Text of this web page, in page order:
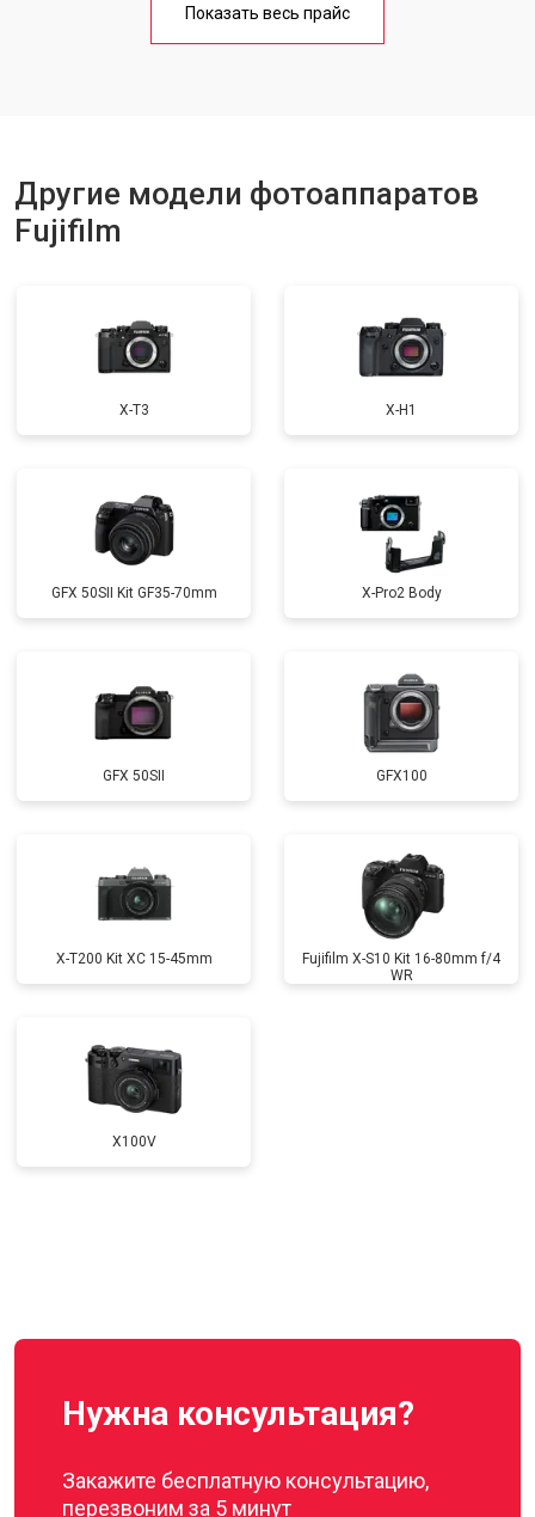
Показать весь прайс
Другие модели фотоаппаратов
Fujifilm
X-T3 X-H1
GFX 50SII Kit GF35-70mm X-Pro2 Body
GFX 50SII GFX100
X-T200 Kit XC 15-45mm
Fujifilm X-S10 Kit 16-80mm f/4
WR
X100V
Нужна консультация?
Закажите бесплатную консультацию,
перезвоним за 5 минут